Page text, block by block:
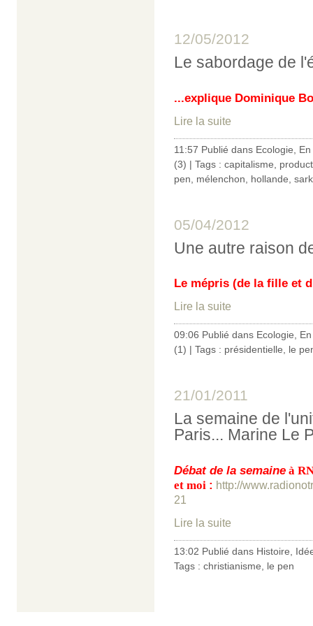
12/05/2012
Le sabordage de
...explique Dominique
Lire la suite
11:57 Publié dans Ecologie
(3) | Tags : capitalisme
pen
mélenchon hollande
05/04/2012
Une autre raison
Le mépris (de la fille et
Lire la suite
09:06 Publié dans Ecologie
(1) | Tags : présidentielle le
21/01/2011
La semaine de
Paris... Marine Le
Débat de la semaine à
et moi : http://
21
Lire la suite
13:02 Publié dans Histoire
Tags : christianisme le pen